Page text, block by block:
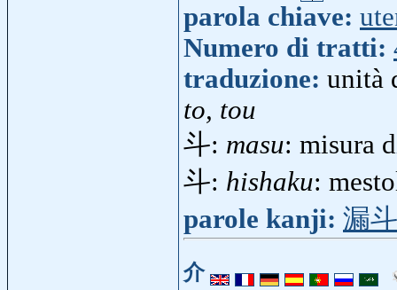
parola chiave:
Numero di tratti:
traduzione: unità
to, tou
斗: masu: misura
斗: hishaku:
parole kanji: 漏斗
介